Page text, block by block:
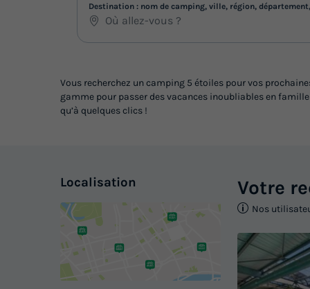
Destination : nom de camping, ville, région,
Vous recherchez un camping 5 étoiles pour vos
gamme pour passer des vacances inoubliables en
qu’à quelques clics !
Localisation Votre
Nos